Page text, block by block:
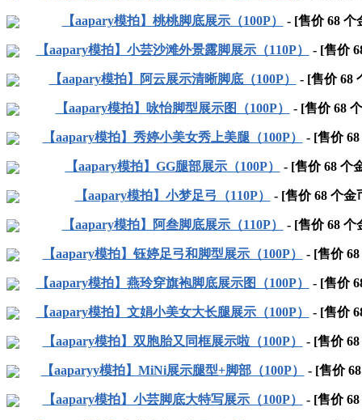
【aapary模拍】桃桃脚底展示（100P） - [售价68个
【aapary模拍】小芸沙滩外景露脚展示（110P） - [售价
【aapary模拍】阿云展示清晰脚底（100P） - [售价68
【aapary模拍】咏怡脚型展示图（100P） - [售价68
【aapary模拍】秀婷小美女秀上美腿（100P） - [售价68
【aapary模拍】GG腿部展示（100P） - [售价68个
【aapary模拍】小梦足弓（110P） - [售价68个金
【aapary模拍】阿叁脚底展示（110P） - [售价68个
【aapary模拍】钰婷足弓和脚型展示（100P） - [售价68
【aapary模拍】燕玲穿旗袍脚底展示图（100P） - [售价
【aapary模拍】文娟小美女大长腿展示（100P） - [售价
【aapary模拍】双胞胎又同框展示啦（100P） - [售价68
【aaparyy模拍】MiNi展示腿型+脚部（100P） - [售价68
【aapary模拍】小芸脚底大特写展示（100P） - [售价68